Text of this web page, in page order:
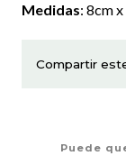
Medidas: 8cm
Compartir
Puede